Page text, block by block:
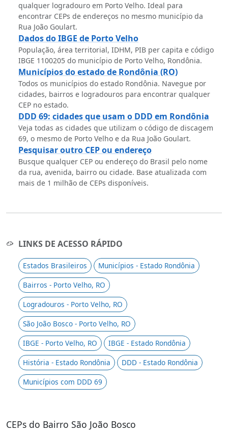
qualquer logradouro em Porto Velho. Ideal para
encontrar CEPs de endereços no mesmo município da
Rua João Goulart.
Dados do IBGE de Porto Velho
População, área territorial, IDHM, PIB per capita e código
IBGE 1100205 do município de Porto Velho, Rondônia.
Municípios do estado de Rondônia (RO)
Todos os municípios do estado Rondônia. Navegue por
cidades, bairros e logradouros para encontrar qualquer
CEP no estado.
DDD 69: cidades que usam o DDD em Rondônia
Veja todas as cidades que utilizam o código de discagem
69, o mesmo de Porto Velho e da Rua João Goulart.
Pesquisar outro CEP ou endereço
Busque qualquer CEP ou endereço do Brasil pelo nome
da rua, avenida, bairro ou cidade. Base atualizada com
mais de 1 milhão de CEPs disponíveis.
LINKS DE ACESSO RÁPIDO
Estados Brasileiros
Municípios - Estado Rondônia
Bairros - Porto Velho, RO
Logradouros - Porto Velho, RO
São João Bosco - Porto Velho, RO
IBGE - Porto Velho, RO
IBGE - Estado Rondônia
História - Estado Rondônia
DDD - Estado Rondônia
Municípios com DDD 69
CEPs do Bairro São João Bosco